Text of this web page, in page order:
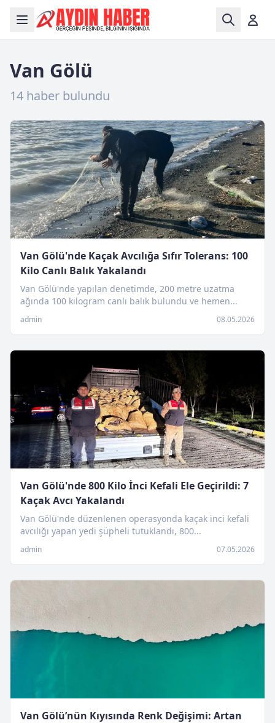
Van Gölü
14 haber bulundu
Van Gölü'nde Kaçak Avcılığa Sıfır Tolerans: 100
Kilo Canlı Balık Yakalandı
Van Gölü'nde yapılan denetimde, 200 metre uzatma
ağında 100 kilogram canlı balık bulundu ve hemen...
admin 08.05.2026
Van Gölü'nde 800 Kilo İnci Kefali Ele Geçirildi: 7
Kaçak Avcı Yakalandı
Van Gölü'nde düzenlenen operasyonda kaçak inci kefali
avcılığı yapan yedi şüpheli tutuklandı, 800...
admin 07.05.2026
Van Gölü’nün Kıyısında Renk Değişimi: Artan